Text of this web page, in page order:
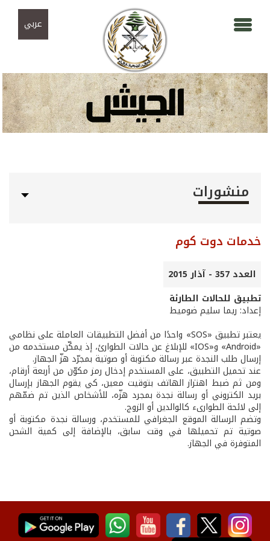
عربي
منشورات
خدمات دوت كوم
العدد 357 - آذار 2015
تطبيق للحالات الطارئة
إعداد: ريما سليم ضوميط
يعتبر تطبيق «SOS» واحدًا من أفضل التطبيقات العاملة على نظامي
«Android» و«IOS» للإبلاغ عن حالات الطوارئ، إذ يمكّن مستخدمه من
إرسال طلب النجدة عبر رسالة مكتوبة أو صوتية بمجرّد هزّ الجهاز.
عند تحميل التطبيق، على المستخدم إدخال رمز مكوّن من أربعة أرقام،
ومن ثم ضبط اهتزاز الهاتف بتوقيت معين، كي يقوم الجهاز بإرسال
بريد الكتروني أو رسالة نجدة بمجرد هزّه، للأشخاص الذين تم ضمّهم
إلى لائحة الطوارىء كالوالدين أو الزوج.
وتضم الرسالة الموقع الجغرافي للمستخدم، ورسالة نجدة مكتوبة أو
صوتية تم تحميلها في وقت سابق، بالإضافة إلى كمية الشحن
المتوفرة في الجهاز.